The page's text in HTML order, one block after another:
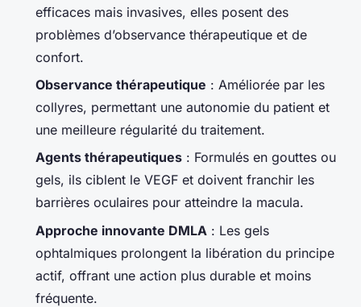
efficaces mais invasives, elles posent des
problèmes d’observance thérapeutique et de
confort.
Observance thérapeutique : Améliorée par les
collyres, permettant une autonomie du patient et
une meilleure régularité du traitement.
Agents thérapeutiques : Formulés en gouttes ou
gels, ils ciblent le VEGF et doivent franchir les
barrières oculaires pour atteindre la macula.
Approche innovante DMLA : Les gels
ophtalmiques prolongent la libération du principe
actif, offrant une action plus durable et moins
fréquente.